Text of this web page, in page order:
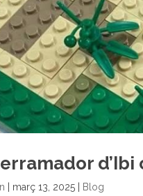
març 13, 2025| Blog